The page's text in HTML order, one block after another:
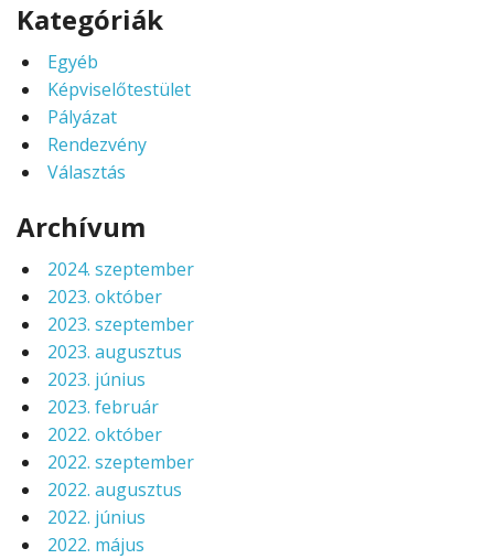
Kategóriák
Egyéb
Képviselőtestület
Pályázat
Rendezvény
Választás
Archívum
2024. szeptember
2023. október
2023. szeptember
2023. augusztus
2023. június
2023. február
2022. október
2022. szeptember
2022. augusztus
2022. június
2022. május